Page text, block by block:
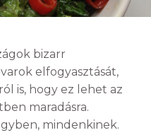
bizarr
elfogyasztását,
is, hogy ez lehet az
maradásra.
mindenkinek.